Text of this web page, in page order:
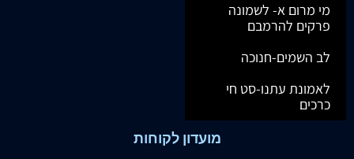
מי מרום א- לשמונה
פרקים להרמבם
לב השמים-חנוכה
לאמונת עתנו-סט חי
כרכים
מועדון לקוחות